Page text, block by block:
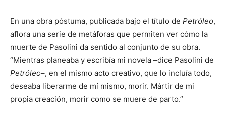
En una obra póstuma, publicada bajo el título de Petróleo,
aflora una serie de metáforas que permiten ver cómo la
muerte de Pasolini da sentido al conjunto de su obra.
“Mientras planeaba y escribía mi novela –dice Pasolini de
Petróleo–, en el mismo acto creativo, que lo incluía todo,
deseaba liberarme de mí mismo, morir. Mártir de mi
propia creación, morir como se muere de parto.”